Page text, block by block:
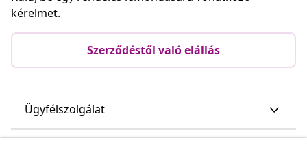
kérelmet.
Szerződéstől való elállás
Ügyfélszolgálat